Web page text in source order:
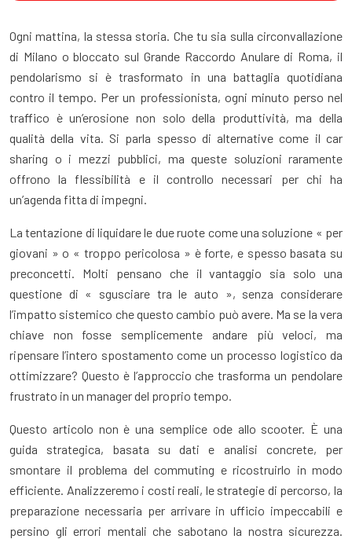
Ogni mattina, la stessa storia. Che tu sia sulla circonvallazione
di Milano o bloccato sul Grande Raccordo Anulare di Roma, il
pendolarismo si è trasformato in una battaglia quotidiana
contro il tempo. Per un professionista, ogni minuto perso nel
traffico è un’erosione non solo della produttività, ma della
qualità della vita. Si parla spesso di alternative come il car
sharing o i mezzi pubblici, ma queste soluzioni raramente
offrono la flessibilità e il controllo necessari per chi ha
un’agenda fitta di impegni.
La tentazione di liquidare le due ruote come una soluzione « per
giovani » o « troppo pericolosa » è forte, e spesso basata su
preconcetti. Molti pensano che il vantaggio sia solo una
questione di « sgusciare tra le auto », senza considerare
l’impatto sistemico che questo cambio può avere. Ma se la vera
chiave non fosse semplicemente andare più veloci, ma
ripensare l’intero spostamento come un processo logistico da
ottimizzare? Questo è l’approccio che trasforma un pendolare
frustrato in un manager del proprio tempo.
Questo articolo non è una semplice ode allo scooter. È una
guida strategica, basata su dati e analisi concrete, per
smontare il problema del commuting e ricostruirlo in modo
efficiente. Analizzeremo i costi reali, le strategie di percorso, la
preparazione necessaria per arrivare in ufficio impeccabili e
persino gli errori mentali che sabotano la nostra sicurezza.